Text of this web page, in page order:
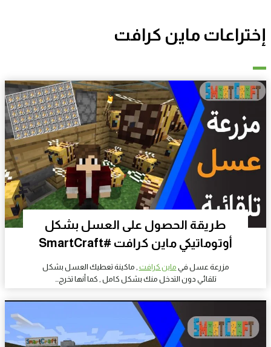
إختراعات ماين كرافت
طريقة الحصول على العسل بشكل
أوتوماتيكي ماين كرافت #SmartCraft
مزرعة عسل في ماين كرافت , ماكينة تعطيك العسل بشكل
تلقائي دون التدخل منك بشكل كامل , كما أنها تخرج…